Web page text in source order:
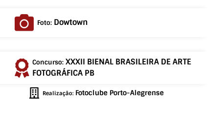
Foto: Dowtown
Concurso: XXXII BIENAL BRASILEIRA DE ARTE
FOTOGRÁFICA PB
Realização: Fotoclube Porto-Alegrense